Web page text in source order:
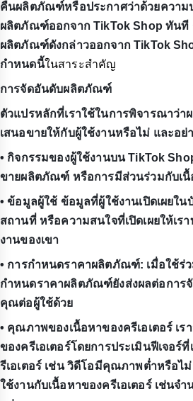
คืนผลิตภัณฑ์หรือประกาศว่าด้วยความ
ผลิตภัณฑ์ออกจาก TikTok Shop ทันที
ผลิตภัณฑ์ดังกล่าวออกจาก TikTok
กำหนดนี้ในสาระสำคัญ
การจัดอันดับผลิตภัณฑ์
ตัวแปรหลักที่เราใช้ในการพิจารณาว่
เสนอขายให้กับผู้ใช้งานหรือไม่ และอย่
• กิจกรรมของผู้ใช้งานบน TikTok
ขายผลิตภัณฑ์ หรือการมีส่วนร่วมกับเนื้
• ข้อมูลผู้ใช้ ข้อมูลที่ผู้ใช้งานเปิดเผยใ
สถานที่ หรือความสนใจที่เปิดเผยให้เร
งานของเขา
• การกำหนดราคาผลิตภัณฑ์: เมื่อใช้ร่
กำหนดราคาผลิตภัณฑ์ยังส่งผลต่อกา
คุณต่อผู้ใช้ด้วย
• คุณภาพของเนื้อหาของครีเอเตอร์ เ
ของครีเอเตอร์โดยการประเมินฟีเจอร์
รีเอเตอร์ เช่น วิดีโอมีคุณภาพต่ำหรือไ
ใช้งานกับเนื้อหาของครีเอเตอร์ เช่นจ